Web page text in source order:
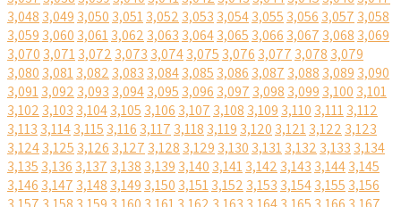
3,048 3,049 3,050 3,0513,052 3,053 3,0543,055 3,056 3,057 3,058
3,059 3,060 3,0613,062 3,063 3,0643,065 3,066 3,067 3,068 3,069
3,070 3,0713,072 3,073 3,0743,075 3,076 3,077 3,078 3,079
3,080 3,0813,082 3,083 3,0843,085 3,086 3,087 3,088 3,089 3,090
3,0913,092 3,093 3,0943,095 3,096 3,097 3,098 3,099 3,100 3,101
3,102 3,103 3,1043,105 3,106 3,107 3,108 3,109 3,110 3,1113,112
3,113 3,1143,115 3,116 3,117 3,118 3,119 3,120 3,1213,122 3,123
3,1243,125 3,126 3,127 3,128 3,129 3,130 3,1313,132 3,133 3,134
3,135 3,136 3,137 3,138 3,139 3,140 3,1413,142 3,143 3,1443,145
3,146 3,147 3,148 3,149 3,150 3,1513,152 3,153 3,1543,155 3,156